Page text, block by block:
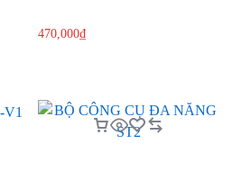
470,000₫